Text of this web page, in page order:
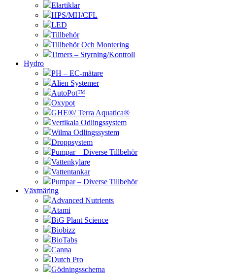
Elartiklar
HPS/MH/CFL
LED
Tillbehör
Tillbehör Och Montering
Timers – Styrning/Kontroll
Hydro
PH – EC-mätare
Alien Systemer
AutoPot™
Oxypot
GHE®/ Terra Aquatica®
Vertikala Odlingssystem
Wilma Odlingssystem
Droppsystem
Pumpar – Diverse Tillbehör
Vattenkylare
Vattentankar
Pumpar – Diverse Tillbehör
Växtnäring
Advanced Nutrients
Atami
BiG Plant Science
Biobizz
BioTabs
Canna
Dutch Pro
Gödningsschema